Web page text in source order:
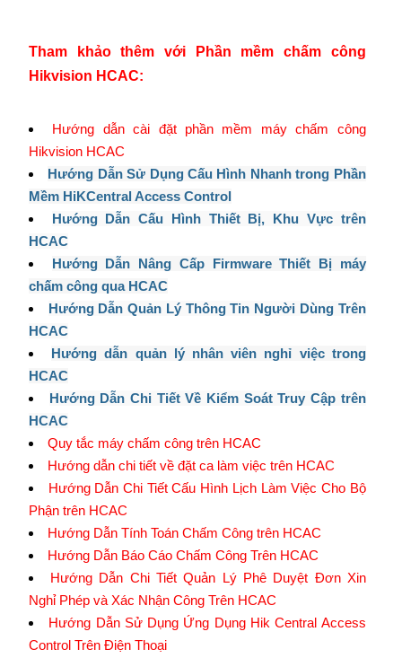
Tham khảo thêm với Phần mềm chấm công
Hikvision HCAC:
Hướng dẫn cài đặt phần mềm máy chấm công
Hikvision HCAC
Hướng Dẫn Sử Dụng Cấu Hình Nhanh trong Phần
Mềm HiKCentral Access Control
Hướng Dẫn Cấu Hình Thiết Bị, Khu Vực trên
HCAC
Hướng Dẫn Nâng Cấp Firmware Thiết Bị máy
chấm công qua HCAC
Hướng Dẫn Quản Lý Thông Tin Người Dùng Trên
HCAC
Hướng dẫn quản lý nhân viên nghỉ việc trong
HCAC
Hướng Dẫn Chi Tiết Về Kiểm Soát Truy Cập trên
HCAC
Quy tắc máy chấm công trên HCAC
Hướng dẫn chi tiết về đặt ca làm việc trên HCAC
Hướng Dẫn Chi Tiết Cấu Hình Lịch Làm Việc Cho Bộ
Phận trên HCAC
Hướng Dẫn Tính Toán Chấm Công trên HCAC
Hướng Dẫn Báo Cáo Chấm Công Trên HCAC
Hướng Dẫn Chi Tiết Quản Lý Phê Duyệt Đơn Xin
Nghỉ Phép và Xác Nhận Công Trên HCAC
Hướng Dẫn Sử Dụng Ứng Dụng Hik Central Access
Control Trên Điện Thoại